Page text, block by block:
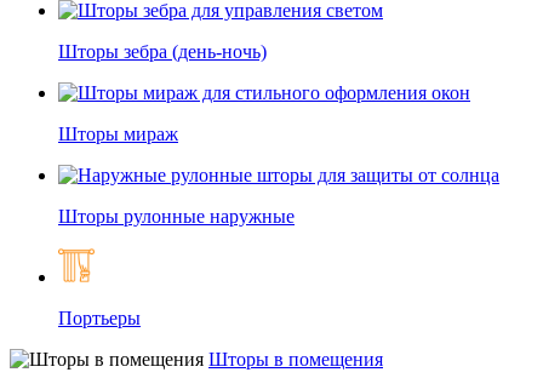
Шторы зебра (день-ночь)
Шторы мираж
Шторы рулонные наружные
Портьеры
Шторы в помещения